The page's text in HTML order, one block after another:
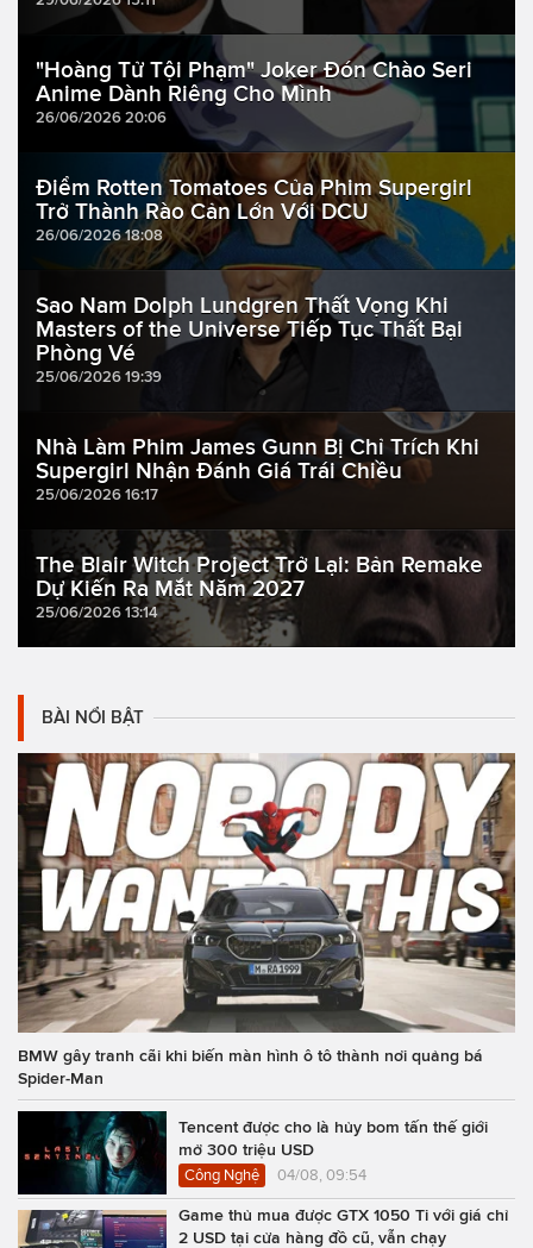
"Hoàng Tử Tội Phạm" Joker Đón Chào Seri
Anime Dành Riêng Cho Mình
26/06/2026 20:06
Điểm Rotten Tomatoes Của Phim Supergirl
Trở Thành Rào Cản Lớn Với DCU
26/06/2026 18:08
Sao Nam Dolph Lundgren Thất Vọng Khi
Masters of the Universe Tiếp Tục Thất Bại
Phòng Vé
25/06/2026 19:39
Nhà Làm Phim James Gunn Bị Chỉ Trích Khi
Supergirl Nhận Đánh Giá Trái Chiều
25/06/2026 16:17
The Blair Witch Project Trở Lại: Bản Remake
Dự Kiến Ra Mắt Năm 2027
25/06/2026 13:14
BÀI NỔI BẬT
BMW gây tranh cãi khi biến màn hình ô tô thành nơi quảng bá
Spider-Man
Tencent được cho là hủy bom tấn thế giới
mở 300 triệu USD
Công Nghệ 04/08, 09:54
Game thủ mua được GTX 1050 Ti với giá chỉ
2 USD tại cửa hàng đồ cũ, vẫn chạy